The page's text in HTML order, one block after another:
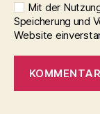
Mit der
Speicherung und
Website